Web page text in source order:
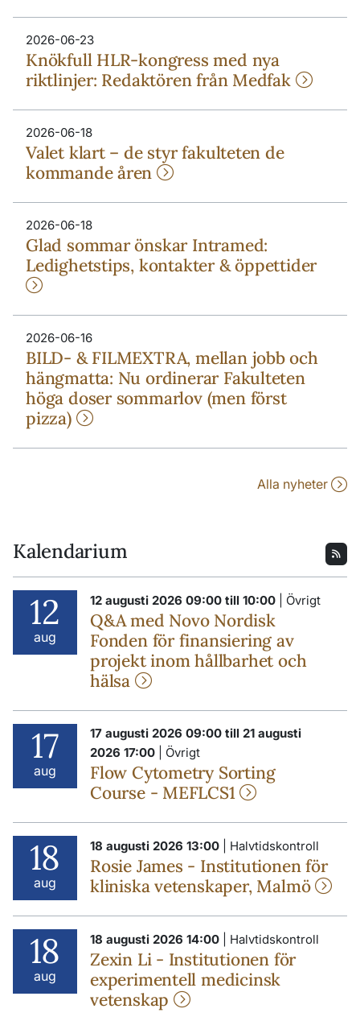
2026-06-23
Knökfull HLR-kongress med nya
riktlinjer: Redaktören från Medfak
2026-06-18
Valet klart – de styr fakulteten de
kommande åren
2026-06-18
Glad sommar önskar Intramed:
Ledighetstips, kontakter & öppettider
2026-06-16
BILD- & FILMEXTRA, mellan jobb och
hängmatta: Nu ordinerar Fakulteten
höga doser sommarlov (men först
pizza)
Alla nyheter
Kalendarium
12
aug
12 augusti 2026 09:00 till 10:00 | Övrigt
Q&A med Novo Nordisk
Fonden för finansiering av
projekt inom hållbarhet och
hälsa
17
aug
17 augusti 2026 09:00 till 21 augusti
2026 17:00
| Övrigt
Flow Cytometry Sorting
Course - MEFLCS1
18
aug
18 augusti 2026 13:00 | Halvtidskontroll
Rosie James - Institutionen för
kliniska vetenskaper, Malmö
18
aug
18 augusti 2026 14:00 | Halvtidskontroll
Zexin Li - Institutionen för
experimentell medicinsk
vetenskap